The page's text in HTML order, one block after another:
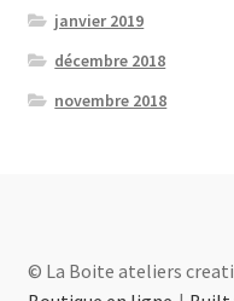
janvier 2019
décembre 2018
novembre 2018
© La Boite ateliers